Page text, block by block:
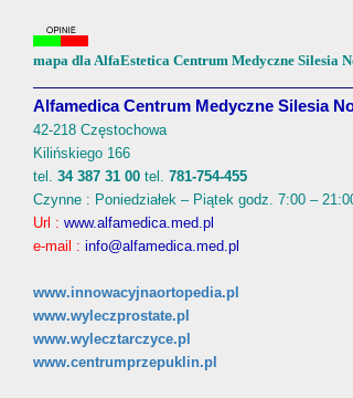
mapa dla AlfaEstetica Centrum Medyczne Silesia
Alfamedica Centrum Medyczne Silesia
42-218 Częstochowa
Kilińskiego 166
tel. 34 387 31 00 tel. 781-754-455
Czynne : Poniedziałek – Piątek godz. 7:00 –
Url : www.alfamedica.med.pl
e-mail : info@alfamedica.med.pl
www.innowacyjnaortopedia.pl
www.wyleczprostate.pl
www.wylecztarczyce.pl
www.centrumprzepuklin.pl